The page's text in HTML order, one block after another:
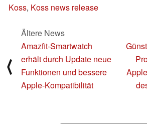
Koss, Koss news release
⟨
Ältere News
Amazfit-Smartwatch
erhält durch Update neue
Funktionen und bessere
Apple-Kompatibilität